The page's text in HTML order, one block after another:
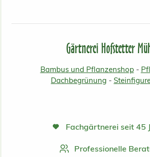
Gärtnerei Hofstetter
Bambus und Pflanzenshop-
Dachbegrünung -
Fachgärtnerei seit 45
Professionelle